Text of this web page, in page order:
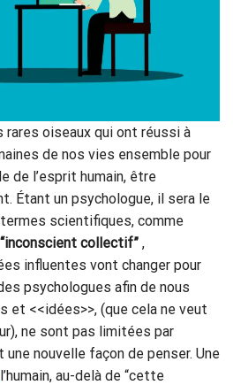
rares oiseaux qui ont réussi à
de nos vies ensemble pour
de l’esprit humain, être
Étant un psychologue, il sera le
scientifiques, comme
“inconscient collectif” ,
influentes vont changer pour
psychologues afin de nous
et <<idées>>, (que cela ne veut
ne sont pas limitées par
une nouvelle façon de penser. Une
l’humain, au-delà de “cette